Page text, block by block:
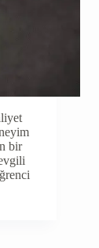
bir